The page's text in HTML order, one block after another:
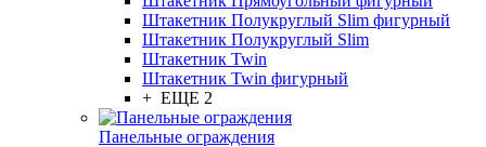
Штакетник Полукруглый Slim фигурный
Штакетник Полукруглый Slim
Штакетник Twin
Штакетник Twin фигурный
+ ЕЩЕ 2
Панельные ограждения